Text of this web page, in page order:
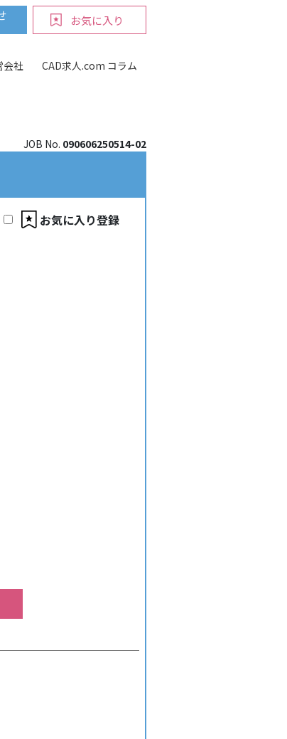
cad-kyujin2021/public/partials/google-
お気に入り
会社 CAD求人.com コラム
JOB No. 090606250514-02
お気に入り登録